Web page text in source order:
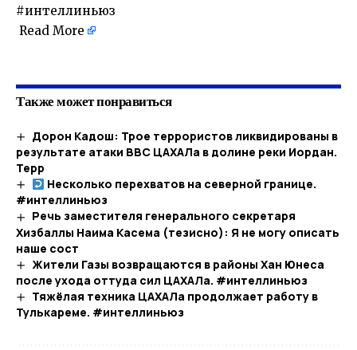
#интеллиньюз
Read More
Также может понравиться
Дорон Кадош: Трое террористов ликвидированы в
результате атаки ВВС ЦАХАЛа в долине реки Иордан.
Терр
Несколько перехватов на северной границе.
#интеллиньюз​
Речь заместителя генерального секретаря
Хизбаллы Наима Касема (тезисно): Я не могу описать
наше сост
Жители Газы возвращаются в районы Хан Юнеса
после ухода оттуда сил ЦАХАЛа. #интеллиньюз
Тяжёлая техника ЦАХАЛа продолжает работу в
Тулькареме. #интеллиньюз